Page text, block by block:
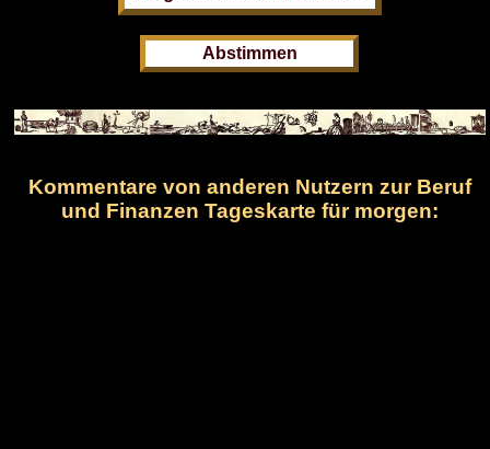
Kommentare von anderen Nutzern zur Beruf
und Finanzen Tageskarte für morgen: